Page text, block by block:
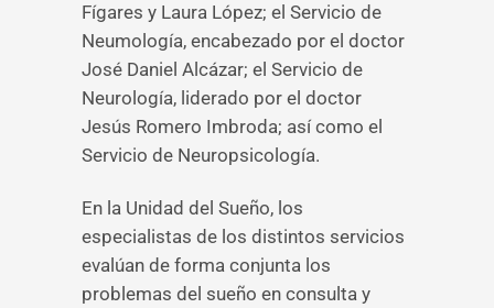
Fígares y Laura López; el Servicio de
Neumología, encabezado por el doctor
José Daniel Alcázar; el Servicio de
Neurología, liderado por el doctor
Jesús Romero Imbroda; así como el
Servicio de Neuropsicología.
En la Unidad del Sueño, los
especialistas de los distintos servicios
evalúan de forma conjunta los
problemas del sueño en consulta y